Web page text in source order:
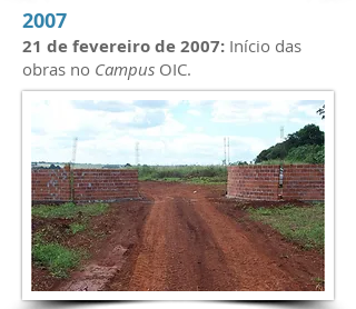
2007
21 de fevereiro de 2007: Início das
obras no Campus OIC.